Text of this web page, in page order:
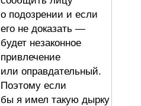
о подозрении и если
его не доказать —
будет незаконное
привлечение
или оправдательный.
Поэтому если
бы я имел такую дырку